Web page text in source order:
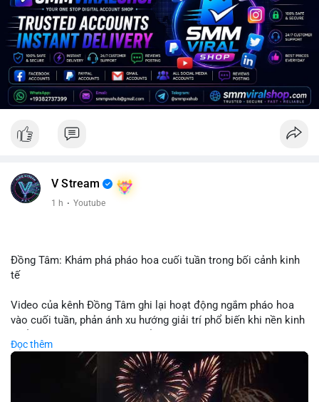
V Stream
1 h · Youtube
Đồng Tâm: Khám phá pháo hoa cuối tuần trong bối cảnh kinh
tế
Video của kênh Đồng Tâm ghi lại hoạt động ngắm pháo hoa
vào cuối tuần, phản ánh xu hướng giải trí phổ biến khi nền kinh
trải nghiệm hơn là đầu tư vào tài sản vật chất. Trong bối cảnh
lãi suất ổn định và thị trường crypto ổn định, hoạt động giải trí
như vậy thường tăng trưởng khi người dân có khả năng chi
tiêu. Tuy nhiên, sự ưu tiên giải trí có thể ảnh hưởng đến tỷ lệ
Đọc thêm